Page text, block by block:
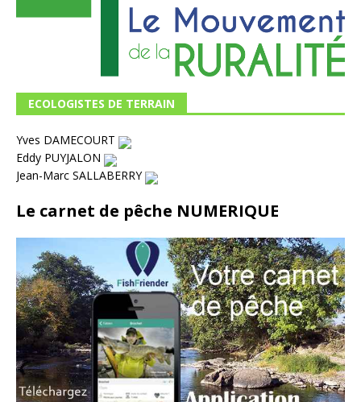
ECOLOGISTES DE TERRAIN
Yves DAMECOURT
Eddy PUYJALON
Jean-Marc SALLABERRY
Le carnet de pêche NUMERIQUE